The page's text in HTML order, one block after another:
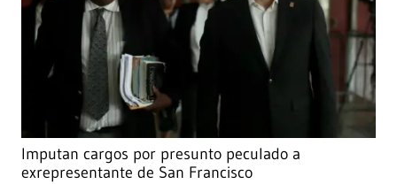
Imputan cargos por presunto peculado a
exrepresentante de San Francisco